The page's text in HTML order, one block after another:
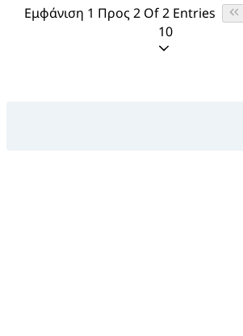
Εμφάνιση 1 Προς 2 Of 2 Entries
10